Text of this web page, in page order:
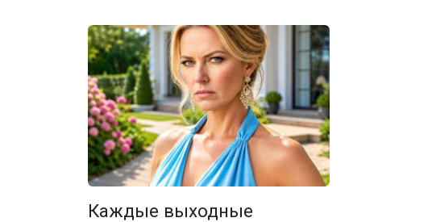
Каждые выходные